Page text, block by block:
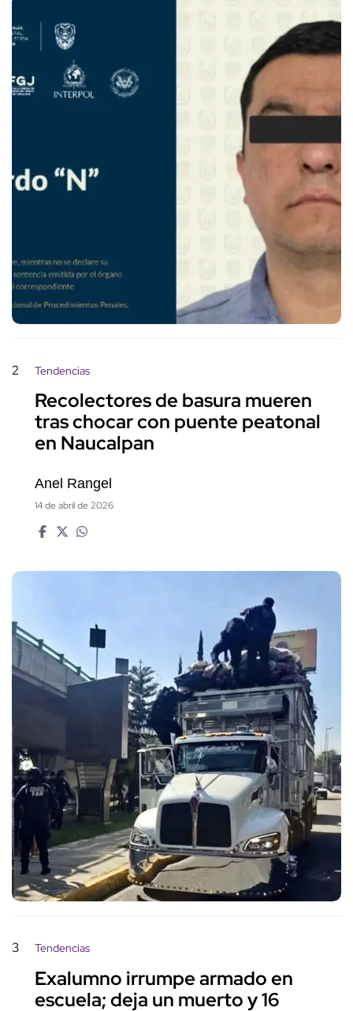
2 Tendencias
Recolectores de basura mueren
tras chocar con puente peatonal
en Naucalpan
Anel Rangel
14 de abril de 2026
3 Tendencias
Exalumno irrumpe armado en
escuela; deja un muerto y 16